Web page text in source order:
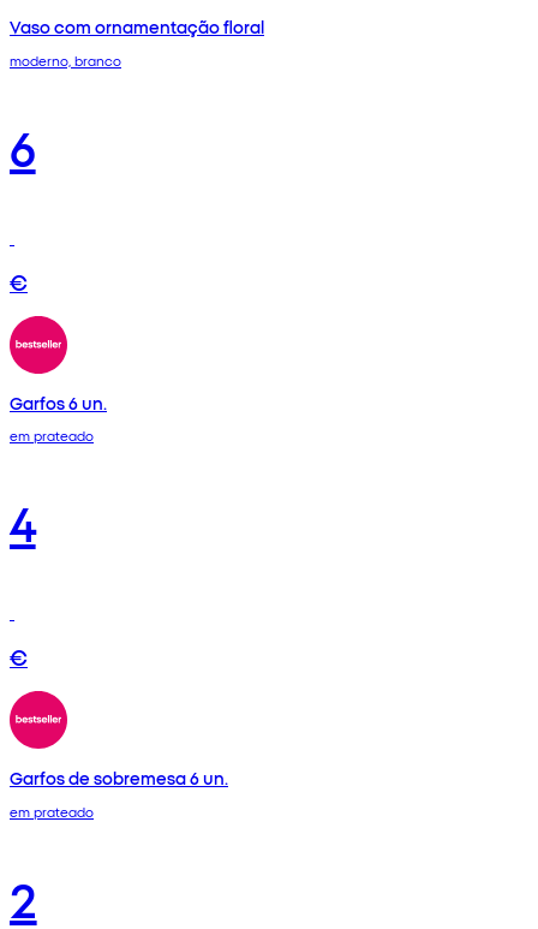
Vaso com ornamentação floral
moderno, branco
6
€
Garfos 6 un.
em prateado
4
€
Garfos de sobremesa 6 un.
em prateado
2